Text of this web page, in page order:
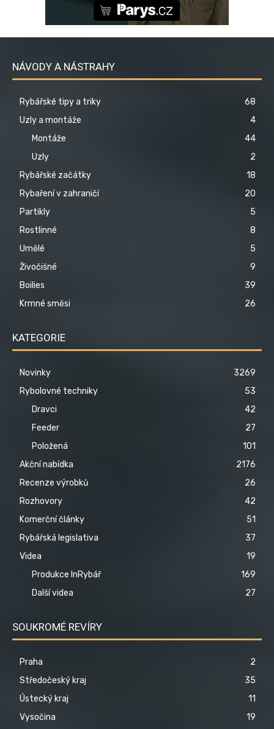
NÁVODY A NÁSTRAHY
Rybářské tipy a triky
68
Uzly a montáže
4
Montáže
44
Uzly
2
Rybářské začátky
18
Rybaření v zahraničí
20
Partikly
5
Rostlinné
8
Umělé
5
Živočišné
9
Boilies
39
Krmné směsi
26
KATEGORIE
Novinky
3269
Rybolovné techniky
53
Dravci
42
Feeder
27
Položená
101
Akční nabídka
2176
Recenze výrobků
26
Rozhovory
42
Komerční články
51
Rybářská legislativa
37
Videa
19
Produkce InRybář
169
Další videa
27
SOUKROMÉ REVÍRY
Praha
2
Středočeský kraj
35
Ústecký kraj
11
Vysočina
19